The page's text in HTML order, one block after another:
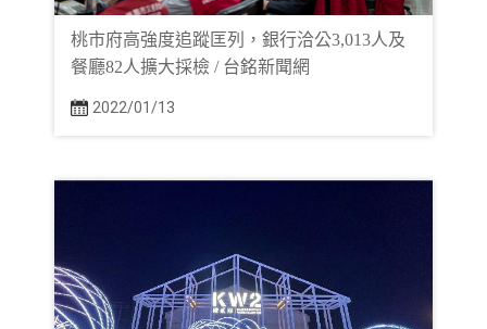
桃市府高強度追蹤匡列，銀行洽公3,013人及
餐廳82人擴大採檢 / 台銘新聞網
2022/01/13